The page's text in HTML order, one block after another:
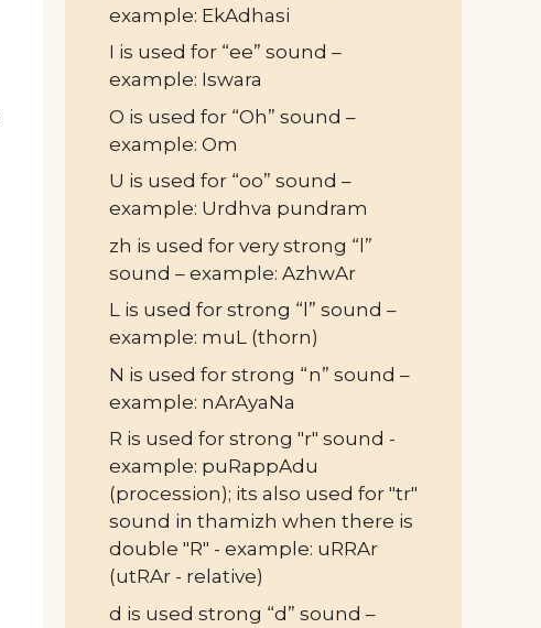
example: EkAdhasi
I is used for “ee” sound –
example: Iswara
O is used for “Oh” sound –
example: Om
U is used for “oo” sound –
example: Urdhva pundram
zh is used for very strong “l”
sound – example: AzhwAr
L is used for strong “l” sound –
example: muL (thorn)
N is used for strong “n” sound –
example: nArAyaNa
R is used for strong "r" sound -
example: puRappAdu
(procession); its also used for "tr"
sound in thamizh when there is
double "R" - example: uRRAr
(utRAr - relative)
d is used strong “d” sound –